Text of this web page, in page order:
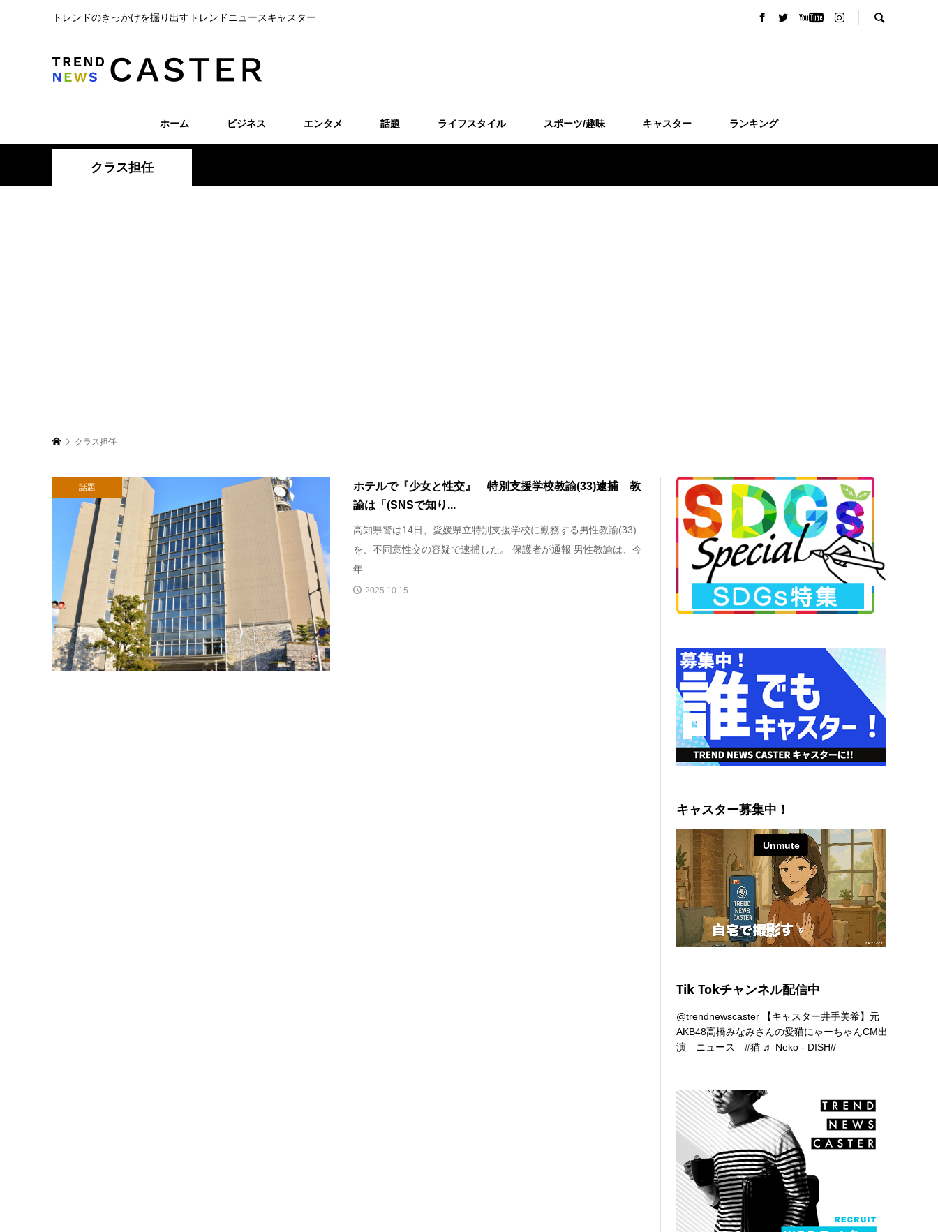
トレンドのきっかけを掘り出すトレンドニュースキャスター
ホーム ビジネス エンタメ 話題 ライフスタイル スポーツ/趣味 キャスター ランキング
クラス担任
クラス担任
話題
ホテルで『少女と性交』 特別支援学校教諭(33)逮捕 教
諭は「(SNSで知り...
高知県警は14日、愛媛県立特別支援学校に勤務する男性教諭(33)
を、不同意性交の容疑で逮捕した。 保護者が通報 男性教諭は、今
年...
2025.10.15
キャスター募集中！
Tik Tokチャンネル配信中
@trendnewscaster 【キャスター井手美希】元
AKB48高橋みなみさんの愛猫にゃーちゃんCM出
演 ニュース#猫 ♬ Neko - DISH//